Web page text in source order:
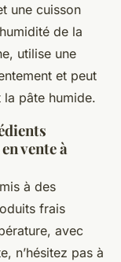
une cuisson
de la
utilise une
et peut
pâte humide.
vente à
à des
frais
avec
n’hésitez pas à